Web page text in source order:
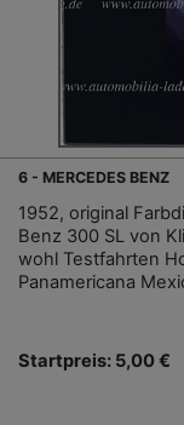
6 - MERCEDES BENZ
1952, original
Benz 300 SL von
wohl Testfahrten
Panamericana
Startpreis: 5,00 €